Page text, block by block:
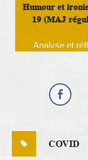
Humour et
19 (MAJ
Analyse et
COVID